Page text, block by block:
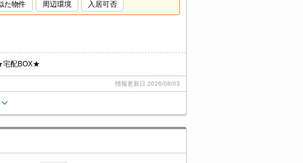
た物件 周辺環境 入居可否
宅配BOX★
情報更新日 2026/08/03